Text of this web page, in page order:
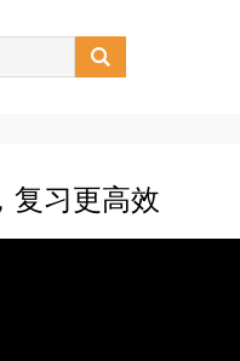

复习更高效